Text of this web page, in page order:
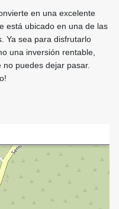
en una excelente
está ubicado en una de las
Ya sea para disfrutarlo
una inversión rentable,
puedes dejar pasar.